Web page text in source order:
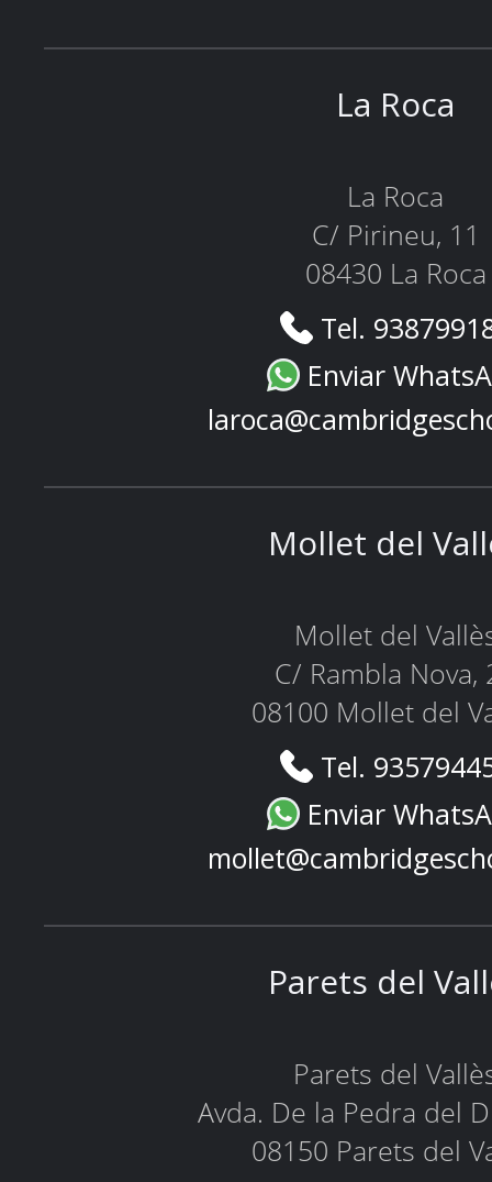
La Roca
La Roca
C/ Pirineu, 11
08430 La Roca
Tel.
Enviar
Mollet del
Mollet del
C/ Rambla Nova,
08100 Mollet del
Tel.
Enviar
Parets del
Parets del
Avda. De la Pedra del
08150 Parets del